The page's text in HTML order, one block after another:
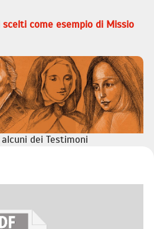
scelti come esempio di Missio
dei Testimoni